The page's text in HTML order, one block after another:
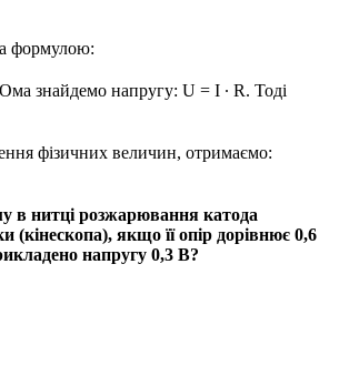
формулою:
знайдемо напругу: U = I ∙ R. Тоді
фізичних величин, отримаємо:
в нитці розжарювання катода
(кінескопа), якщо її опір дорівнює 0,6
напругу 0,3 В?